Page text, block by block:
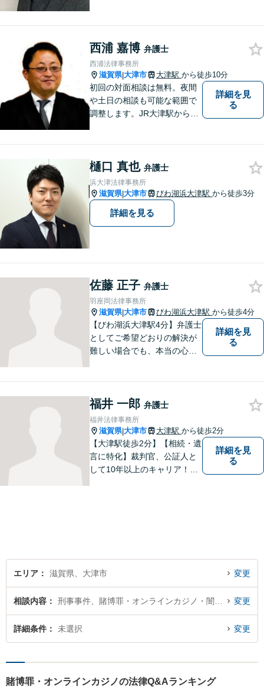
進できることがございます。
どうぞ当事務所にご相談くだ
さい。
西浦 嘉博 弁護士
西浦法律事務所
滋賀県|大津市 大津駅 から徒歩10分
初回の対面相談は無料。夜間
や土日の相談も可能な範囲で
調整します。JR大津駅から徒
位 弁護士ドットコムランキ
ング（2024年7月-2026年7月
現在）】
詳細を見
る
樋口 真也 弁護士
浜大津法律事務所
滋賀県|大津市 びわ湖浜大津駅 から徒歩3分
詳細を見る
佐藤 正子 弁護士
羽座岡法律事務所
滋賀県|大津市 びわ湖浜大津駅 から徒歩4分
【びわ湖浜大津駅4分】弁護士
としてご希望どおりの解決が
難しい場合でも、本当の心の
やすい雰囲気作りを心掛けて
おりますので、お気軽にご相
談ください。
詳細を見
る
福井 一郎 弁護士
福井法律事務所
滋賀県|大津市 大津駅 から徒歩2分
【大津駅徒歩2分】【相続・遺
言に特化】裁判官、公証人と
して10年以上のキャリア！親
詳細を見
る
エリア 滋賀県、大津市 変更
相談内容 変更
詳細条件 未選択 変更
賭博罪・オンラインカジノの法律Q&Aランキング